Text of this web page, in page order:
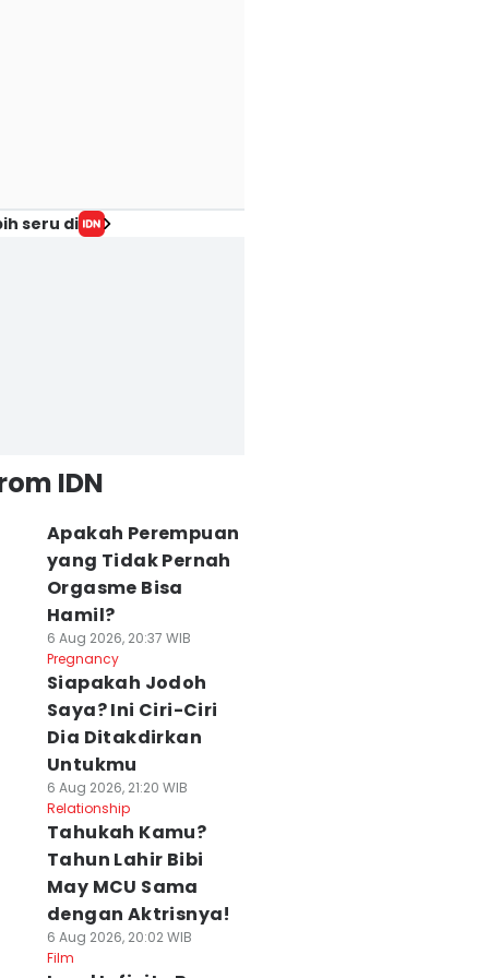
seru di
IDN
Apakah Perempuan
yang Tidak Pernah
Orgasme Bisa
Hamil?
6 Aug 2026, 20:37 WIB
Pregnancy
Siapakah Jodoh
Saya? Ini Ciri-Ciri
Dia Ditakdirkan
Untukmu
6 Aug 2026, 21:20 WIB
Relationship
Tahukah Kamu?
Tahun Lahir Bibi
May MCU Sama
dengan Aktrisnya!
6 Aug 2026, 20:02 WIB
Film